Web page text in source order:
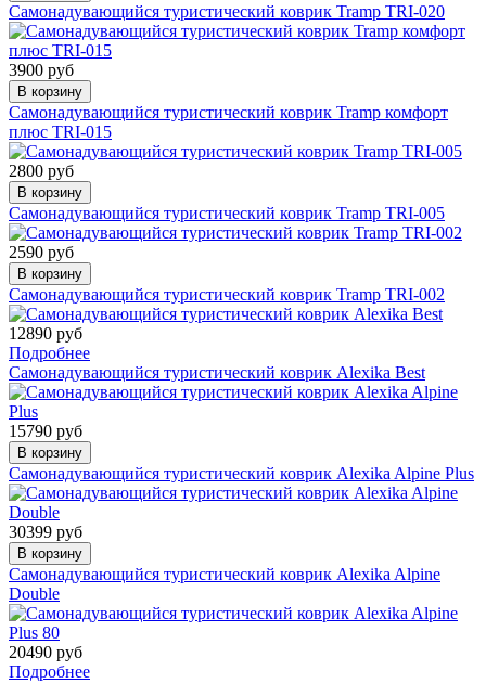
Самонадувающийся туристический коврик Tramp TRI-020
3900 руб
В корзину
Самонадувающийся туристический коврик Tramp комфорт
плюс TRI-015
2800 руб
В корзину
Самонадувающийся туристический коврик Tramp TRI-005
2590 руб
В корзину
Самонадувающийся туристический коврик Tramp TRI-002
12890 руб
Подробнее
Самонадувающийся туристический коврик Alexika Best
15790 руб
В корзину
Самонадувающийся туристический коврик Alexika Alpine Plus
30399 руб
В корзину
Самонадувающийся туристический коврик Alexika Alpine
Double
20490 руб
Подробнее